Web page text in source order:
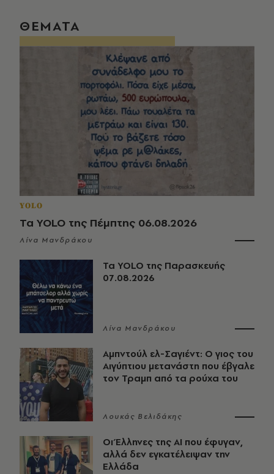
ΘΕΜΑΤΑ
YOLO
Τα YOLO της Πέμπτης 06.08.2026
Λίνα Μανδράκου
Τα YOLO της Παρασκευής
07.08.2026
Λίνα Μανδράκου
Αμπντούλ ελ-Σαγιέντ: Ο γιος του
Αιγύπτιου μετανάστη που έβγαλε
τον Τραμπ από τα ρούχα του
Λουκάς Βελιδάκης
Οι Έλληνες της ΑΙ που έφυγαν,
αλλά δεν εγκατέλειψαν την
Ελλάδα